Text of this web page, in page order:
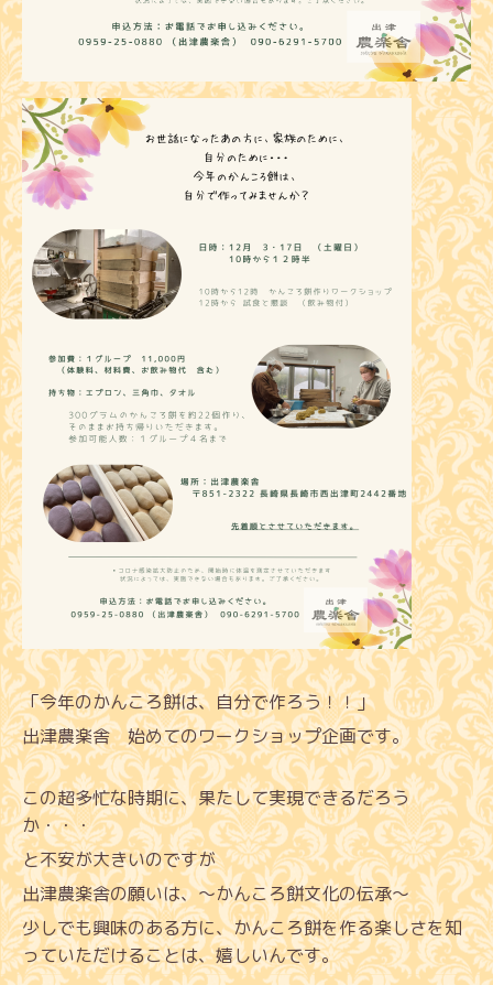
「今年のかんころ餅は、自分で作ろう！！」
出津農楽舎 始めてのワークショップ企画です。
この超多忙な時期に、果たして実現できるだろう
か・・・
と不安が大きいのですが
出津農楽舎の願いは、〜かんころ餅文化の伝承〜
少しでも興味のある方に、かんころ餅を作る楽しさを知
っていただけることは、嬉しいんです。